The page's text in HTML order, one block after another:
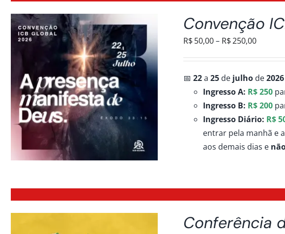
Convenção
R$50,00– R$250,00Faixa
R$50,00
através
📅 22a 25 de julho de2026
Ingresso A: R$ 250
Ingresso B: R$ 200
Ingresso Diário: R$
entrar pela manhã e
aos demais dias e
Conferência